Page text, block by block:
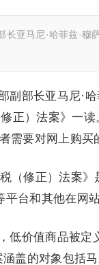
长亚马尼·哈菲兹·
副部长亚马尼·
修正）法案》一
需要对网上购买
税（修正）法案
平台和其他在网
低价值商品被定
涵盖的对象包括